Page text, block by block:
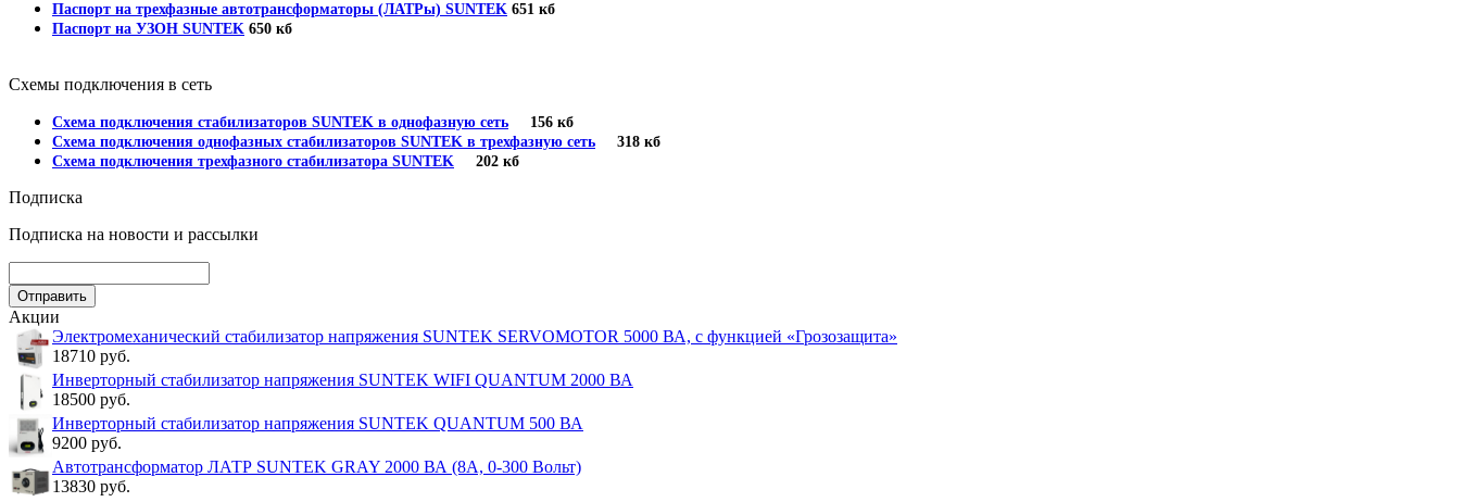
Паспорт на трехфазные автотрансформаторы (ЛАТРы) SUNTEK 651 кб
Паспорт на УЗОН SUNTEK 650 кб
Схемы подключения в сеть
Схема подключения стабилизаторов SUNTEK в однофазную сеть 156 кб
Схема подключения однофазных стабилизаторов SUNTEK в трехфазную сеть 318 кб
Схема подключения трехфазного стабилизатора SUNTEK 202 кб
Подписка
Подписка на новости и рассылки
Акции
Электромеханический стабилизатор напряжения SUNTEK SERVOMOTOR 5000 ВА, с функцией «Грозозащита»
18710 руб.
Инверторный стабилизатор напряжения SUNTEK WIFI QUANTUM 2000 ВА
18500 руб.
Инверторный стабилизатор напряжения SUNTEK QUANTUM 500 ВА
9200 руб.
Автотрансформатор ЛАТР SUNTEK GRAY 2000 ВА (8А, 0-300 Вольт)
13830 руб.